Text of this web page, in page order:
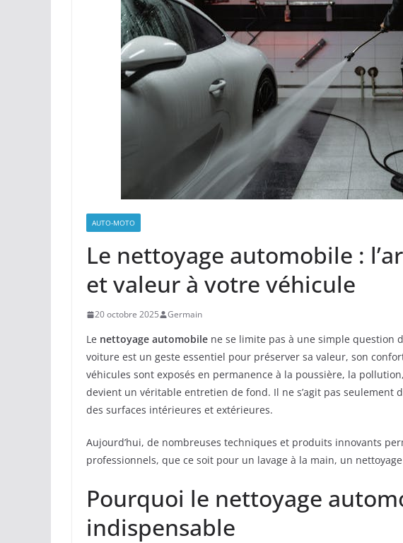
AUTO-MOTO
Le nettoyage automobile :
et valeur à votre véhicule
20 octobre 2025 Germain
Le nettoyage automobile ne se limite pas à une simple question
voiture est un geste essentiel pour préserver sa valeur, son
véhicules sont exposés en permanence à la poussière, la
devient un véritable entretien de fond. Il ne s’agit pas seulement
des surfaces intérieures et extérieures.
Aujourd’hui, de nombreuses techniques et produits innovants
professionnels, que ce soit pour un lavage à la main, un
Pourquoi le nettoyage
indispensable